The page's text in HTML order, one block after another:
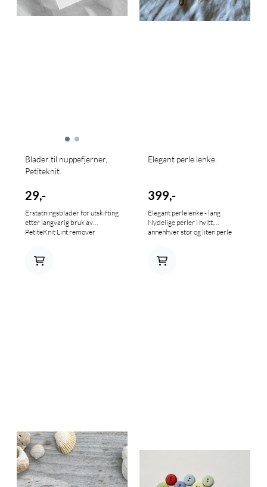
Blader til nuppefjerner,
Petiteknit.
29,-
Erstatningsblader for utskifting
etter langvarig bruk av
PetiteKnit Lint remover
Elegant perle lenke.
399,-
Elegant perlelenke - lang
Nydelige perler i hvitt,
annenhver stor og liten perle
Super til crossover,